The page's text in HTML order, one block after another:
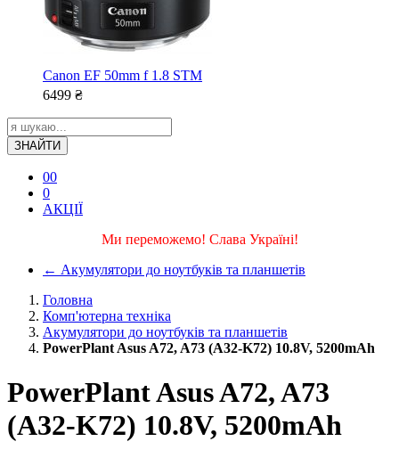
Canon EF 50mm f 1.8 STM
6499 ₴
ЗНАЙТИ
00
0
АКЦІЇ
Ми переможемо! Слава Україні!
← Акумулятори до ноутбуків та планшетів
Головна
Комп'ютерна техніка
Акумулятори до ноутбуків та планшетів
PowerPlant Asus A72, A73 (A32-K72) 10.8V, 5200mAh
PowerPlant Asus A72, A73
(A32-K72) 10.8V, 5200mAh